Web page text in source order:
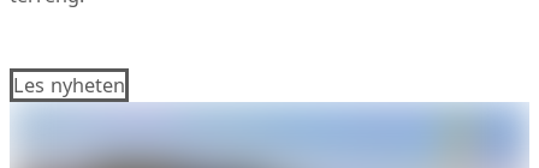
Les nyheten